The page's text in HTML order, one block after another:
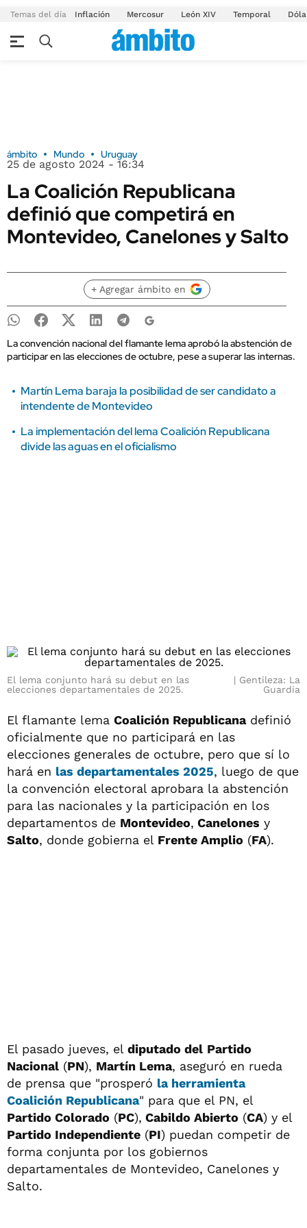
Temas del día Inflación Mercosur León XIV Temporal
ámbito Mundo Uruguay
25 de agosto 2024 - 16:34
La Coalición Republicana
definió que competirá en
Montevideo, Canelones y Salto
+ Agregar ámbito en
La convención nacional del flamante lema aprobó la abstención de
participar en las elecciones de octubre, pese a superar las internas.
Martín Lema baraja la posibilidad de ser candidato a
intendente de Montevideo
La implementación del lema Coalición Republicana
divide las aguas en el oficialismo
El lema conjunto hará su debut en las
elecciones departamentales de 2025.
Gentileza: La
Guardia
El flamante lema Coalición Republicanadefinió
oficialmente que no participará en las
elecciones generales de octubre, pero que sí lo
hará en las departamentales 2025, luego de que
la convención electoral aprobara la abstención
para las nacionales y la participación en los
departamentos de Montevideo, Canelones y
Salto, donde gobierna el Frente Amplio (FA).
El pasado jueves, el diputado del Partido
Nacional (PN), Martín Lema, aseguró en rueda
de prensa que "prosperó la herramienta
Coalición Republicana" para que el PN, el
Partido Colorado (PC), Cabildo Abierto (CA) y el
Partido Independiente (PI) puedan competir de
forma conjunta por los gobiernos
departamentales de Montevideo, Canelones y
Salto.